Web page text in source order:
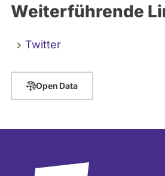
Weiterführende
Twitter
Open Data